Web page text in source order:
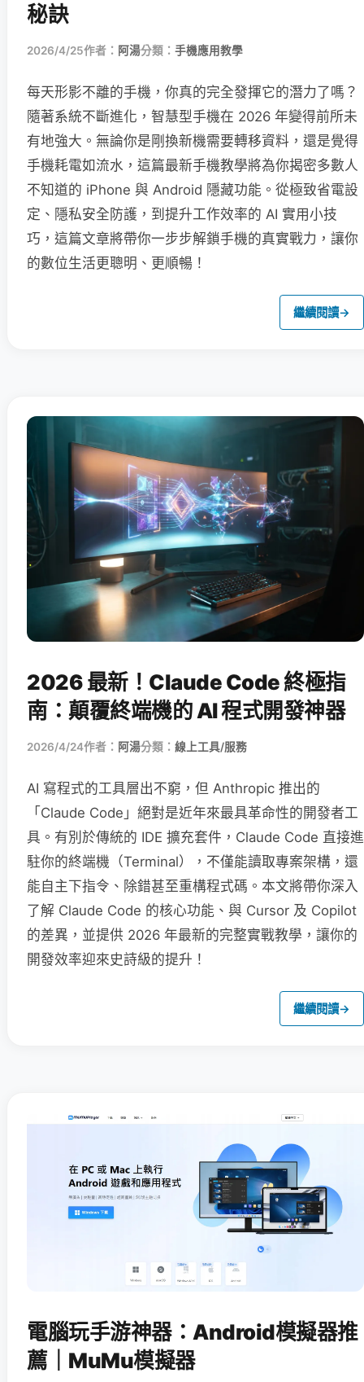
秘訣
2026/4/25作者： 阿湯分類： 手機應用教學
每天形影不離的手機，你真的完全發揮它的潛力了嗎？
隨著系統不斷進化，智慧型手機在 2026 年變得前所未
有地強大。無論你是剛換新機需要轉移資料，還是覺得
手機耗電如流水，這篇最新手機教學將為你揭密多數人
不知道的 iPhone 與 Android 隱藏功能。從極致省電設
定、隱私安全防護，到提升工作效率的 AI 實用小技
巧，這篇文章將帶你一步步解鎖手機的真實戰力，讓你
的數位生活更聰明、更順暢！
繼續閱讀→
2026 最新！Claude Code 終極指
南：顛覆終端機的 AI 程式開發神器
2026/4/24作者： 阿湯分類： 線上工具/服務
AI 寫程式的工具層出不窮，但 Anthropic 推出的
「Claude Code」絕對是近年來最具革命性的開發者工
具。有別於傳統的 IDE 擴充套件，Claude Code 直接進
駐你的終端機（Terminal），不僅能讀取專案架構，還
能自主下指令、除錯甚至重構程式碼。本文將帶你深入
了解 Claude Code 的核心功能、與 Cursor 及 Copilot
的差異，並提供 2026 年最新的完整實戰教學，讓你的
開發效率迎來史詩級的提升！
繼續閱讀→
電腦玩手游神器：Android模擬器推
薦｜MuMu模擬器